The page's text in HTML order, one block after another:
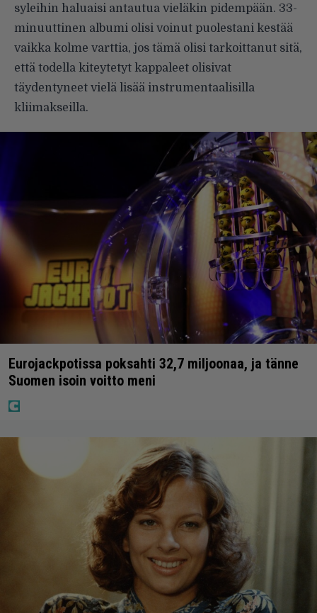
syleihin haluaisi antautua vieläkin pidempään. 33-
minuuttinen albumi olisi voinut puolestani kestää
vaikka kolme varttia, jos tämä olisi tarkoittanut sitä,
että todella kiteytetyt kappaleet olisivat
täydentyneet vielä lisää instrumentaalisilla
kliimakseilla.
Eurojackpotissa poksahti 32,7 miljoonaa, ja tänne
Suomen isoin voitto meni